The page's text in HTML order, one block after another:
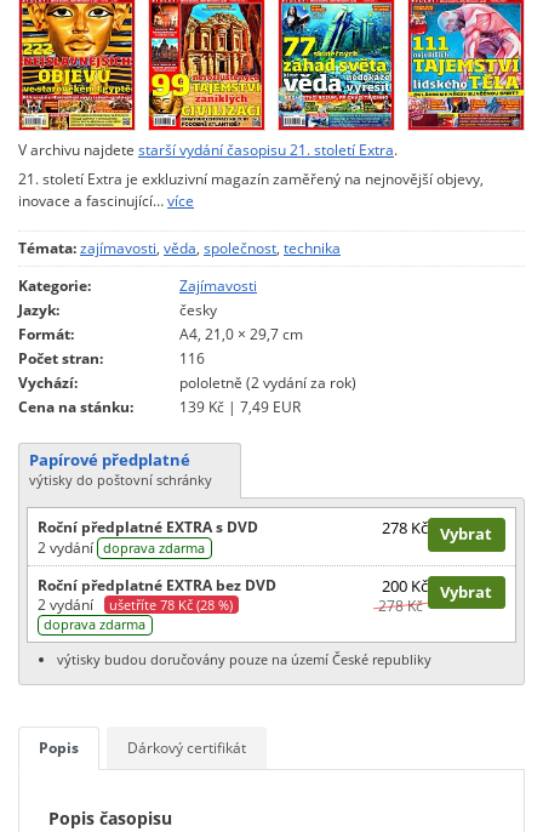
V archivu najdete starší vydání časopisu 21. století Extra.
21. století Extra je exkluzivní magazín zaměřený na nejnovější objevy,
inovace a fascinující…více
Témata:zajímavosti, věda, společnost, technika
Kategorie:
Zajímavosti
Jazyk:
česky
Formát:
A4, 21,0 × 29,7 cm
Počet stran:
116
Vychází:
pololetně (2 vydání za rok)
Cena na stánku:
139 Kč | 7,49 EUR
Papírové předplatné
výtisky do poštovní schránky
Roční předplatné EXTRA s DVD
2 vydání doprava zdarma
278 Kč Vybrat
Roční předplatné EXTRA bez DVD
2 vydání
ušetříte 78 Kč (28 %)
doprava zdarma
200 Kč
278 Kč
Vybrat
výtisky budou doručovány pouze na území České republiky
Popis Dárkový certifikát
Popis časopisu